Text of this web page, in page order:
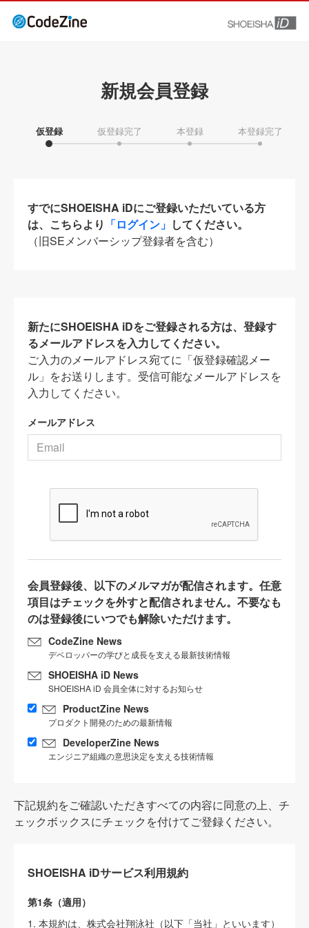
新規会員登録
仮登録 仮登録完了 本登録 本登録完了
すでにSHOEISHA iDにご登録いただいている方
は、こちらより 「ログイン」 してください。
（旧SEメンバーシップ登録者を含む）
新たにSHOEISHA iDをご登録される方は、登録す
るメールアドレスを入力してください。
ご入力のメールアドレス宛てに「仮登録確認メー
ル」をお送りします。受信可能なメールアドレスを
入力してください。
メールアドレス
会員登録後、以下のメルマガが配信されます。任意
項目はチェックを外すと配信されません。不要なも
のは登録後にいつでも解除いただけます。
CodeZine News
デベロッパーの学びと成長を支える最新技術情報
SHOEISHA iD News
SHOEISHA iD 会員全体に対するお知らせ
ProductZine News
プロダクト開発のための最新情報
DeveloperZine News
エンジニア組織の意思決定を支える技術情報
下記規約をご確認いただきすべての内容に同意の上、チ
ェックボックスにチェックを付けてご登録ください。
SHOEISHA iDサービス利用規約
第1条（適用）
1. 本規約は、株式会社翔泳社（以下「当社」といいます）